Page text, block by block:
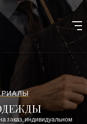
заказ, индивидуальном